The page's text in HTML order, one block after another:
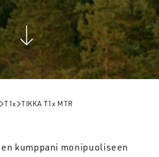
T1x TIKKA T1x MTR
kumppani monipuoliseen